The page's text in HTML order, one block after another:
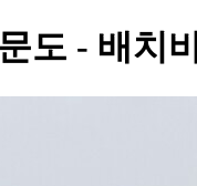
도 - 배치